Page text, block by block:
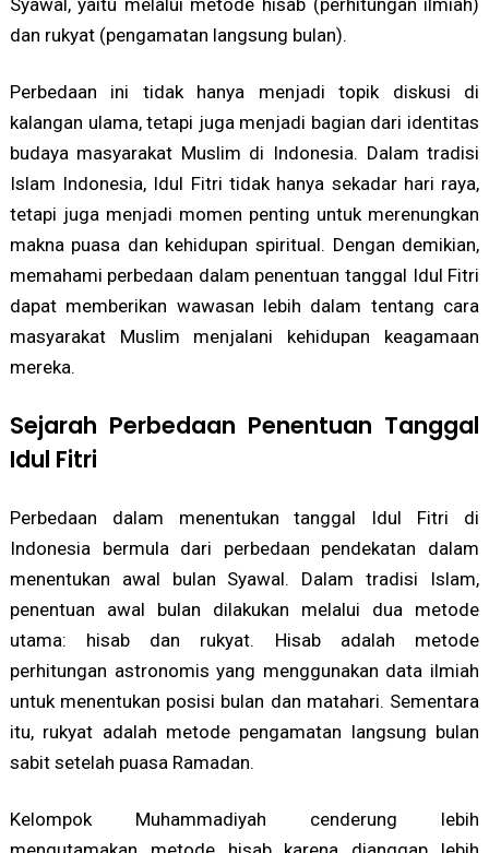
Syawal, yaitu melalui metode hisab (perhitungan ilmiah)
dan rukyat (pengamatan langsung bulan).
Perbedaan ini tidak hanya menjadi topik diskusi di
kalangan ulama, tetapi juga menjadi bagian dari identitas
budaya masyarakat Muslim di Indonesia. Dalam tradisi
Islam Indonesia, Idul Fitri tidak hanya sekadar hari raya,
tetapi juga menjadi momen penting untuk merenungkan
makna puasa dan kehidupan spiritual. Dengan demikian,
memahami perbedaan dalam penentuan tanggal Idul Fitri
dapat memberikan wawasan lebih dalam tentang cara
masyarakat Muslim menjalani kehidupan keagamaan
mereka.
Sejarah Perbedaan Penentuan Tanggal
Idul Fitri
Perbedaan dalam menentukan tanggal Idul Fitri di
Indonesia bermula dari perbedaan pendekatan dalam
menentukan awal bulan Syawal. Dalam tradisi Islam,
penentuan awal bulan dilakukan melalui dua metode
utama: hisab dan rukyat. Hisab adalah metode
perhitungan astronomis yang menggunakan data ilmiah
untuk menentukan posisi bulan dan matahari. Sementara
itu, rukyat adalah metode pengamatan langsung bulan
sabit setelah puasa Ramadan.
Kelompok Muhammadiyah cenderung lebih